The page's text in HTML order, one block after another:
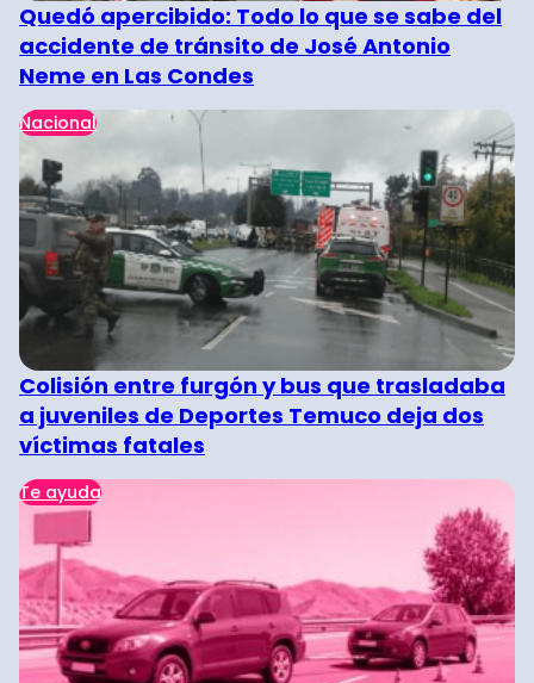
Quedó apercibido: Todo lo que se sabe del
accidente de tránsito de José Antonio
Neme en Las Condes
Nacional
Colisión entre furgón y bus que trasladaba
a juveniles de Deportes Temuco deja dos
víctimas fatales
Te ayuda